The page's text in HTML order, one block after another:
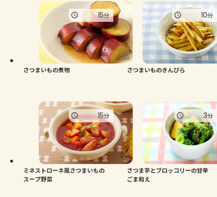
さつまいもの煮物
15分
さつまいものきんぴら
10分
ミネストローネ風さつまいもの
スープ野菜
15分
さつま芋とブロッコリーの甘辛
ごま和え
3分